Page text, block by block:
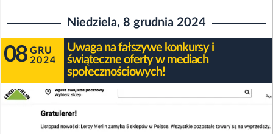
Niedziela, 8 grudnia 2024
08 GRU
2024
Uwaga na fałszywe konkursy i
świąteczne oferty w mediach
społecznościowych!